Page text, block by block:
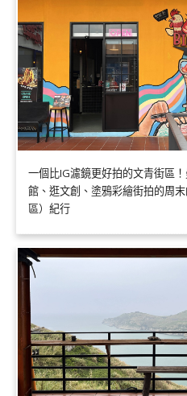
一個比IG濾鏡更好拍的文青街區
館、逛文創、塗鴉彩繪街拍的周
區）紀行